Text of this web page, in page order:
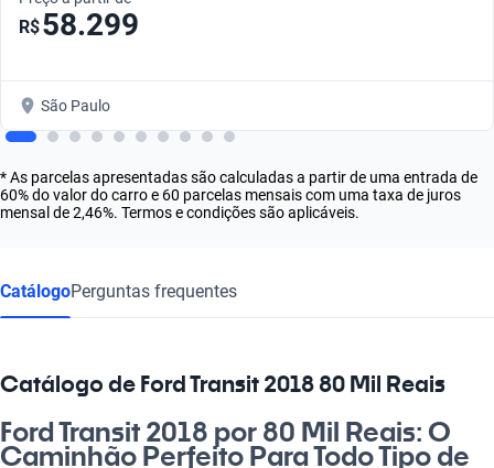
R$58.299
São Paulo
* As parcelas apresentadas são calculadas a partir de uma entrada de
60% do valor do carro e 60 parcelas mensais com uma taxa de juros
mensal de 2,46%. Termos e condições são aplicáveis.
CatálogoPerguntas frequentes
Catálogo de Ford Transit 2018 80 Mil Reais
Ford Transit 2018 por 80 Mil Reais: O
Caminhão Perfeito Para Todo Tipo de